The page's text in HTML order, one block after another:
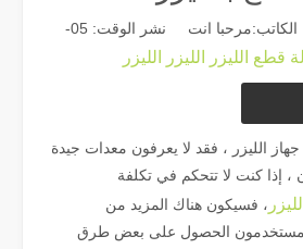
دليل 2026: كيف تُحدث آلات قطع أنابيب الألياف بالليزر ثورة في تصنيع الأنابيب
الكاتب:مرحبا انت نشر الوقت: 05-
آلة قطع الليزر الليزر الليزر
جهاز الليزر ، فقد لا يعرفون معدات جيدة
إذا كنت لا تتحكم في تكلفة
، فسيكون هناك المزيد من
المستخدمون الحصول على بعض طرق